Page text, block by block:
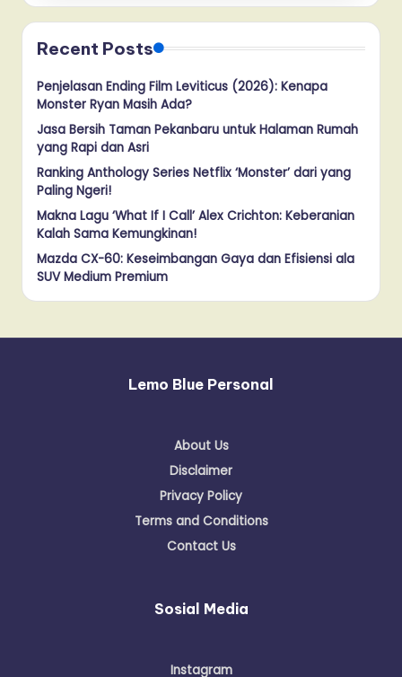
Recent Posts
Penjelasan Ending Film Leviticus (2026): Kenapa
Monster Ryan Masih Ada?
Jasa Bersih Taman Pekanbaru untuk Halaman Rumah
yang Rapi dan Asri
Ranking Anthology Series Netflix ‘Monster’ dari yang
Paling Ngeri!
Makna Lagu ‘What If I Call’ Alex Crichton: Keberanian
Kalah Sama Kemungkinan!
Mazda CX-60: Keseimbangan Gaya dan Efisiensi ala
SUV Medium Premium
Lemo Blue Personal
About Us
Disclaimer
Privacy Policy
Terms and Conditions
Contact Us
Sosial Media
Instagram